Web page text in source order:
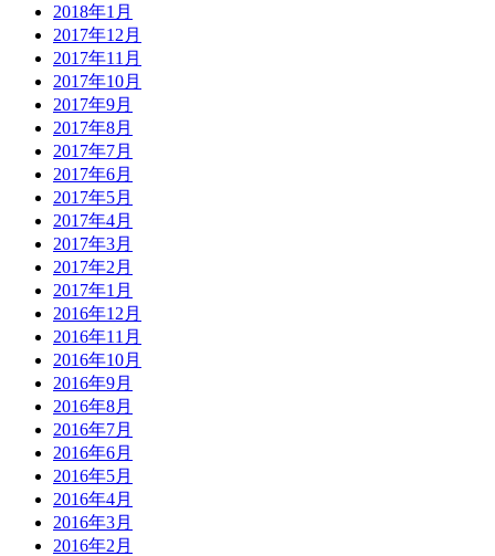
2018年1月
2017年12月
2017年11月
2017年10月
2017年9月
2017年8月
2017年7月
2017年6月
2017年5月
2017年4月
2017年3月
2017年2月
2017年1月
2016年12月
2016年11月
2016年10月
2016年9月
2016年8月
2016年7月
2016年6月
2016年5月
2016年4月
2016年3月
2016年2月